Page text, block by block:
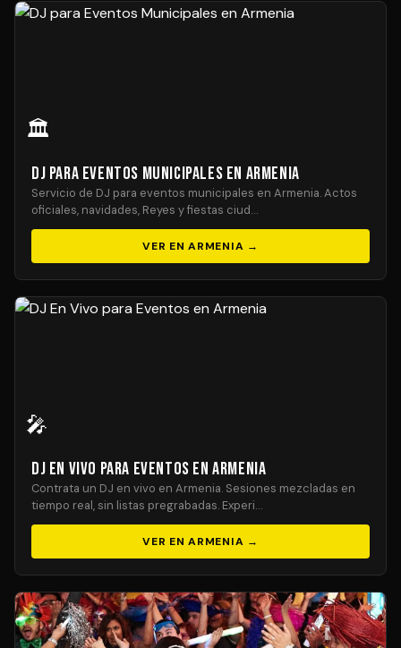
🏛️
DJ para Eventos Municipales en Armenia
Servicio de DJ para eventos municipales en Armenia. Actos
oficiales, navidades, Reyes y fiestas ciud…
VER EN ARMENIA →
🎤
DJ En Vivo para Eventos en Armenia
Contrata un DJ en vivo en Armenia. Sesiones mezcladas en
tiempo real, sin listas pregrabadas. Experi…
VER EN ARMENIA →